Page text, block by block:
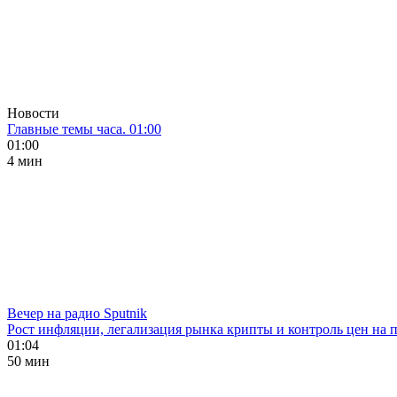
Новости
Главные темы часа. 01:00
01:00
4 мин
Вечер на радио Sputnik
Рост инфляции, легализация рынка крипты и контроль цен на
01:04
50 мин